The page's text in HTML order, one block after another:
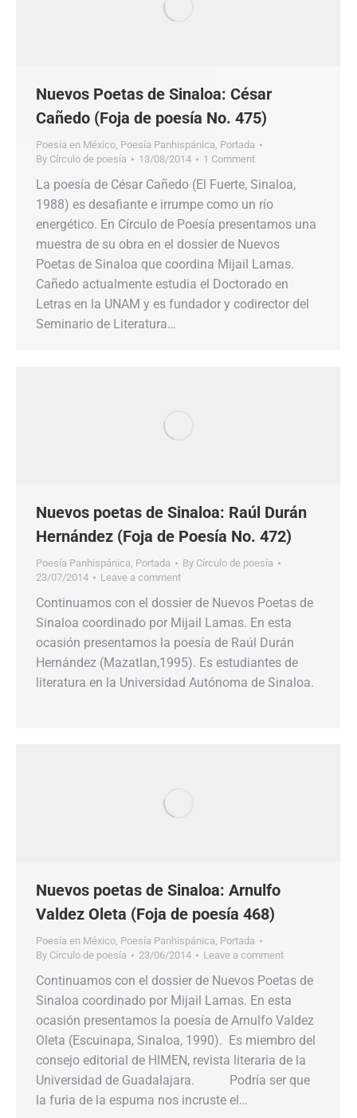
Nuevos Poetas de Sinaloa: César
Cañedo (Foja de poesía No. 475)
Poesía en México, Poesía Panhispánica, Portada
By Círculo de poesía 13/08/2014 1 Comment
La poesía de César Cañedo (El Fuerte, Sinaloa,
1988) es desafiante e irrumpe como un río
energético. En Círculo de Poesía presentamos una
muestra de su obra en el dossier de Nuevos
Poetas de Sinaloa que coordina Mijail Lamas.
Cañedo actualmente estudia el Doctorado en
Letras en la UNAM y es fundador y codirector del
Seminario de Literatura…
Nuevos poetas de Sinaloa: Raúl Durán
Hernández (Foja de Poesía No. 472)
Poesía Panhispánica, Portada By Círculo de poesía
23/07/2014
Leave a comment
Continuamos con el dossier de Nuevos Poetas de
Sinaloa coordinado por Mijail Lamas. En esta
ocasión presentamos la poesía de Raúl Durán
Hernández (Mazatlan,1995). Es estudiantes de
literatura en la Universidad Autónoma de Sinaloa.
Nuevos poetas de Sinaloa: Arnulfo
Valdez Oleta (Foja de poesía 468)
Poesía en México, Poesía Panhispánica, Portada
By Círculo de poesía 23/06/2014 Leave a comment
Continuamos con el dossier de Nuevos Poetas de
Sinaloa coordinado por Mijail Lamas. En esta
ocasión presentamos la poesía de Arnulfo Valdez
Oleta (Escuinapa, Sinaloa, 1990). Es miembro del
consejo editorial de HIMEN, revista literaria de la
Universidad de Guadalajara. Podría ser que
la furia de la espuma nos incruste el…